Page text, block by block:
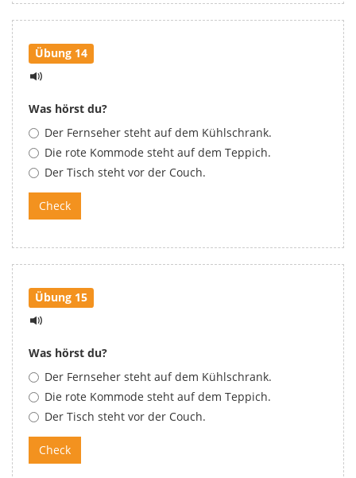
Übung 14
Was hörst du?
Der Fernseher steht auf dem Kühlschrank.
Die rote Kommode steht auf dem Teppich.
Der Tisch steht vor der Couch.
Übung 15
Was hörst du?
Der Fernseher steht auf dem Kühlschrank.
Die rote Kommode steht auf dem Teppich.
Der Tisch steht vor der Couch.